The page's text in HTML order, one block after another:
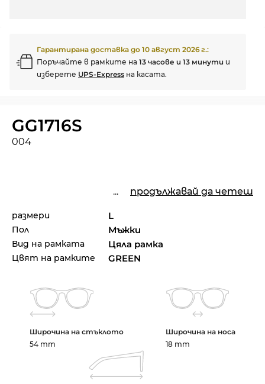
Гарантирана доставка до 10 август 2026 г.:
Поръчайте в рамките на 13 часове и 13 минути и
изберете UPS-Express на касата.
GG1716S
004
... продължавай да четеш
размери L
Пол Мъжки
Вид на рамката Цяла рамка
Цвят на рамките GREEN
Широчина на стъклото
54 mm
Широчина на носа
18 mm